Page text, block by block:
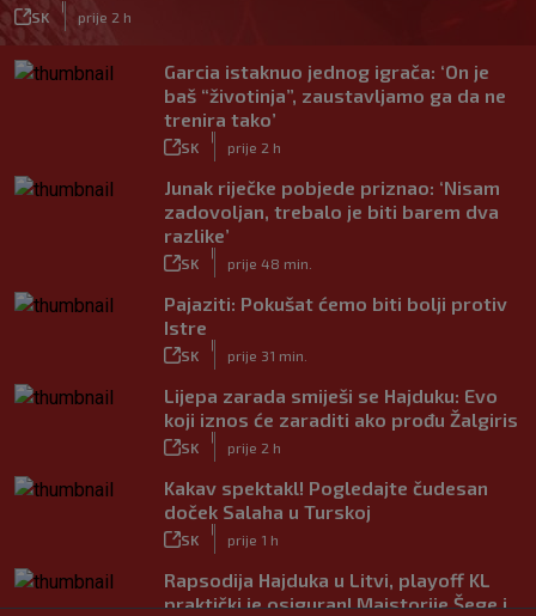
SK prije 2 h
Garcia istaknuo jednog igrača: ‘On je
baš “životinja”, zaustavljamo ga da ne
trenira tako’
SK prije 2 h
Junak riječke pobjede priznao: ‘Nisam
zadovoljan, trebalo je biti barem dva
razlike’
SK prije 48 min.
Pajaziti: Pokušat ćemo biti bolji protiv
Istre
SK prije 31 min.
Lijepa zarada smiješi se Hajduku: Evo
koji iznos će zaraditi ako prođu Žalgiris
SK prije 2 h
Kakav spektakl! Pogledajte čudesan
doček Salaha u Turskoj
SK prije 1 h
Rapsodija Hajduka u Litvi, playoff KL
praktički je osiguran! Majstorije Šege i